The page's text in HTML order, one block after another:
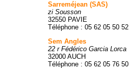
Sarreméjean (SAS)
zi Sousson
32550 PAVIE
Téléphone : 05 62 05 50 52
Sem Angles
22 r Fédérico Garcia Lorca
32000 AUCH
Téléphone : 05 62 05 76 50